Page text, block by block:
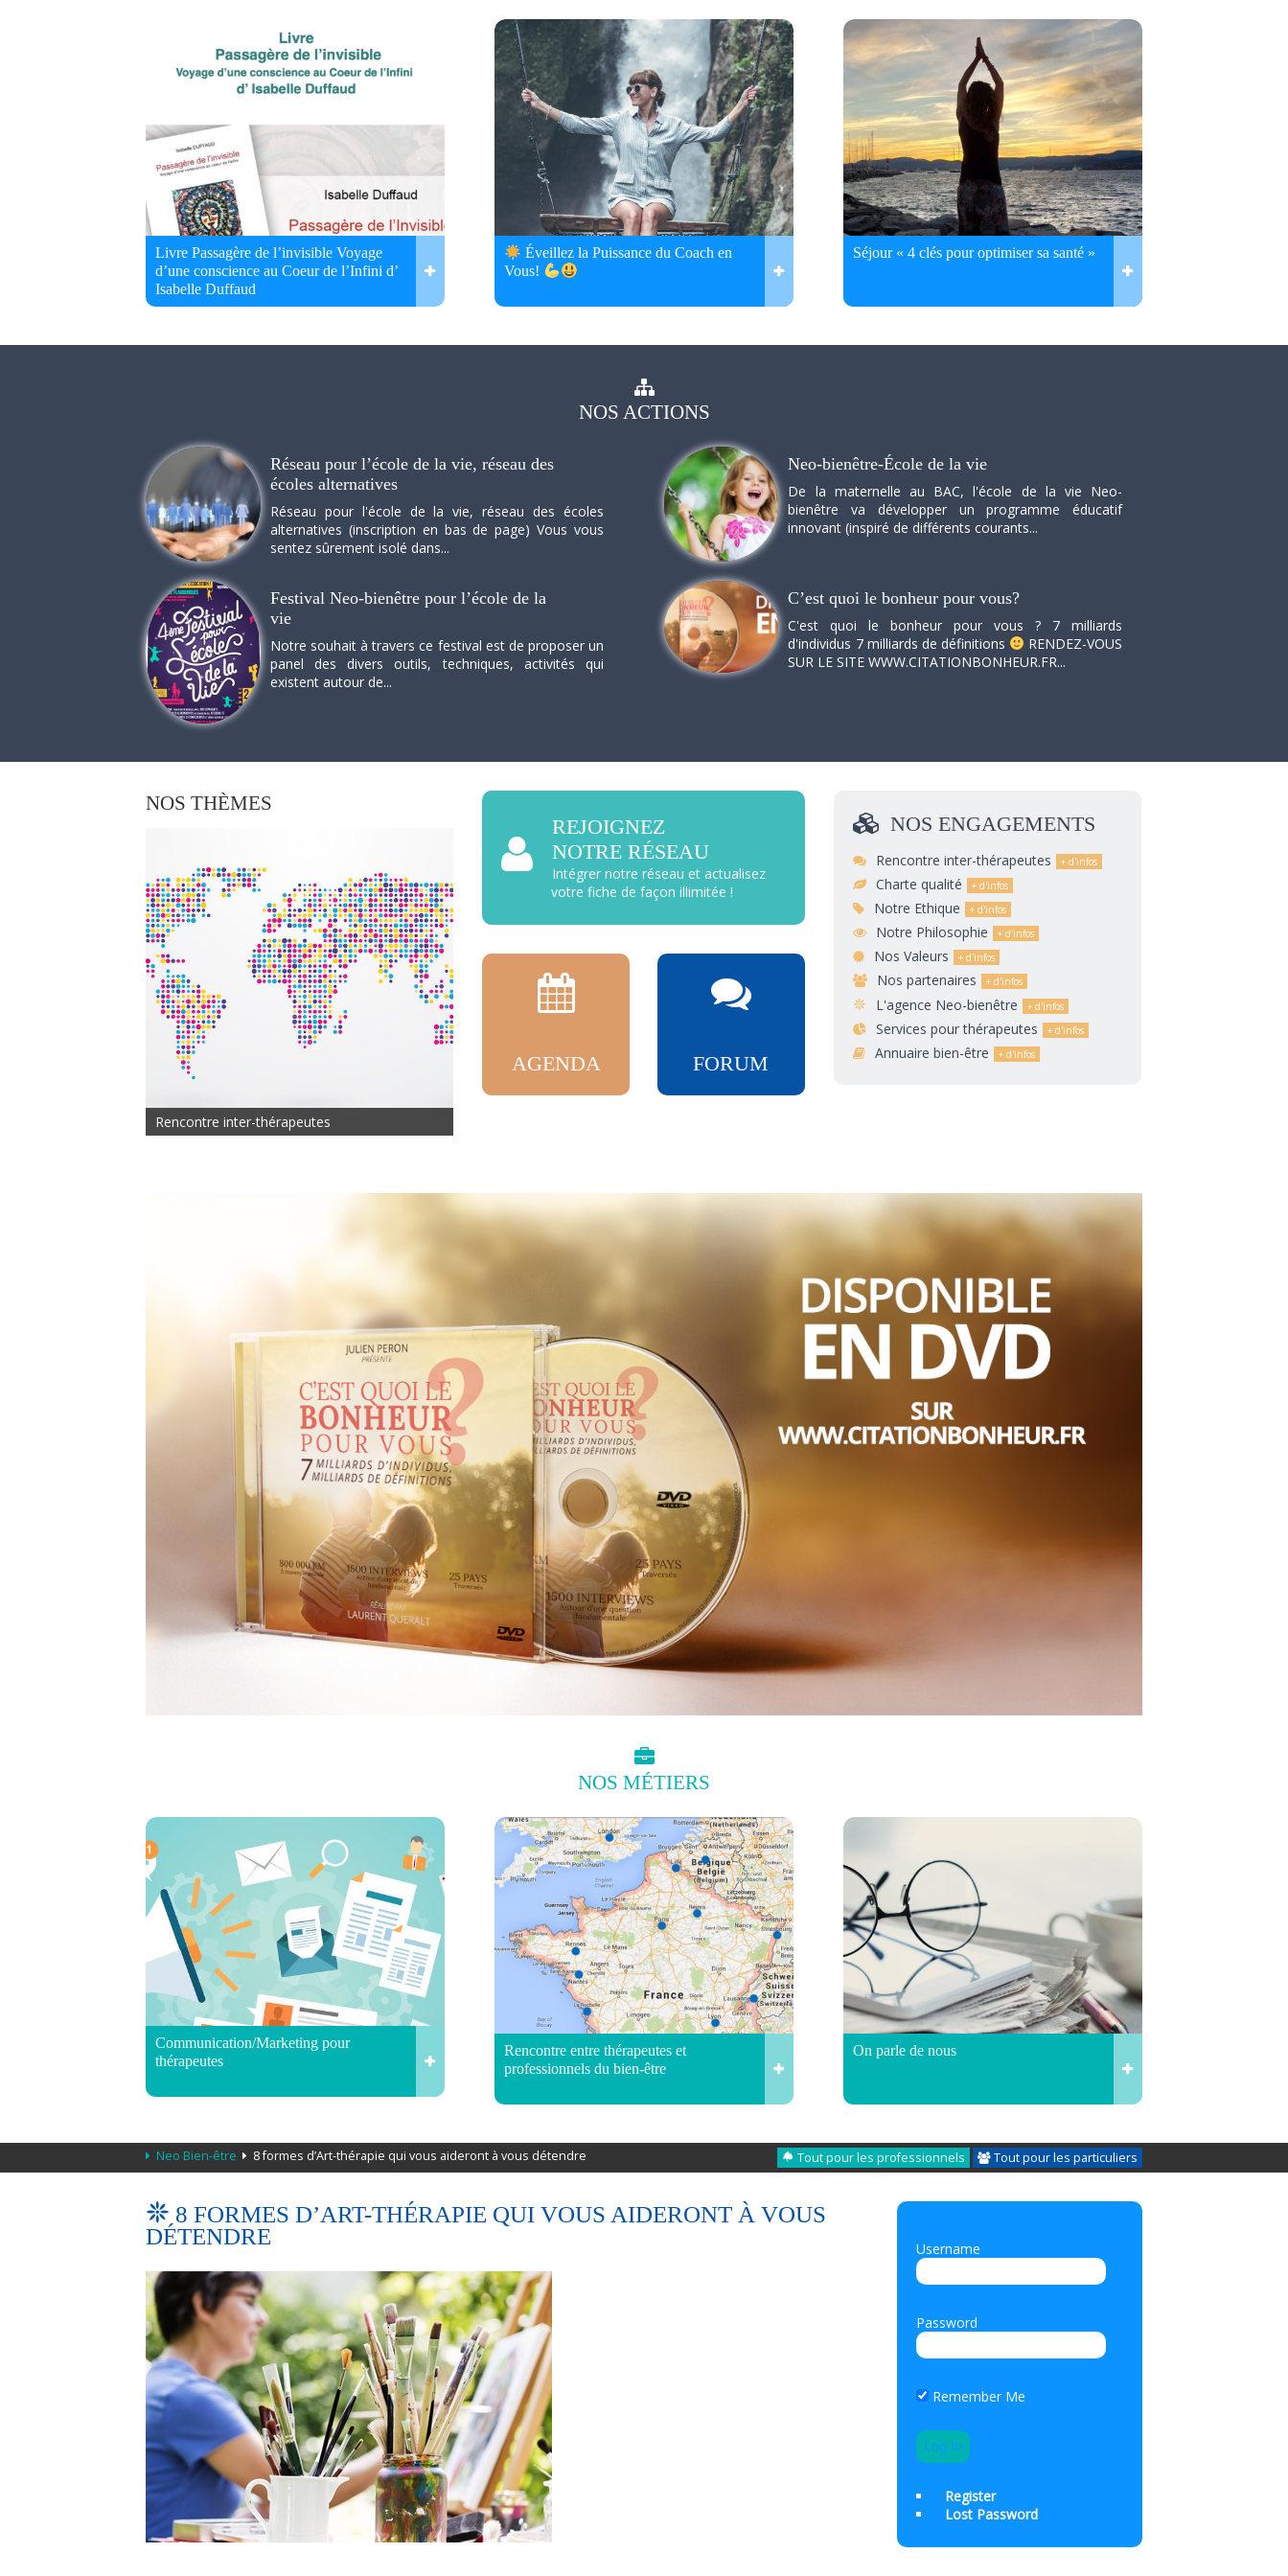
Livre Passagère de l’invisible Voyage
d’une conscience au Coeur de l’Infini d’
Isabelle Duffaud
Éveillez la Puissance du Coach en
Vous!
Séjour « 4 clés pour optimiser sa santé »
NOS ACTIONS
Réseau pour l’école de la vie, réseau des
écoles alternatives
Réseau pour l'école de la vie, réseau des écoles
alternatives (inscription en bas de page) Vous vous
sentez sûrement isolé dans...
Neo-bienêtre-École de la vie
De la maternelle au BAC, l'école de la vie Neo-
bienêtre va développer un programme éducatif
innovant (inspiré de différents courants...
Festival Neo-bienêtre pour l’école de la
vie
Notre souhait à travers ce festival est de proposer un
panel des divers outils, techniques, activités qui
existent autour de...
C’est quoi le bonheur pour vous?
C'est quoi le bonheur pour vous ? 7 milliards
d'individus 7 milliards de définitions
RENDEZ-VOUS
SUR LE SITE WWW.CITATIONBONHEUR.FR...
NOS THÈMES
Rencontre inter-thérapeutes
REJOIGNEZ
NOTRE RÉSEAU
Intégrer notre réseau et actualisez
votre fiche de façon illimitée !
AGENDA FORUM
NOS ENGAGEMENTS
Rencontre inter-thérapeutes
Charte qualité
Notre Ethique
Notre Philosophie
Nos Valeurs
Nos partenaires
L'agence Neo-bienêtre
Services pour thérapeutes
Annuaire bien-être
NOS MÉTIERS
Communication/Marketing pour
thérapeutes
Rencontre entre thérapeutes et
professionnels du bien-être
On parle de nous
Neo Bien-être 8 formes d’Art-thérapie qui vous aideront à vous détendre Tout pour les professionnels Tout pour les particuliers
8 FORMES D’ART-THÉRAPIE QUI VOUS AIDERONT À VOUS
DÉTENDRE
Username
Password
Remember Me
Register
Lost Password